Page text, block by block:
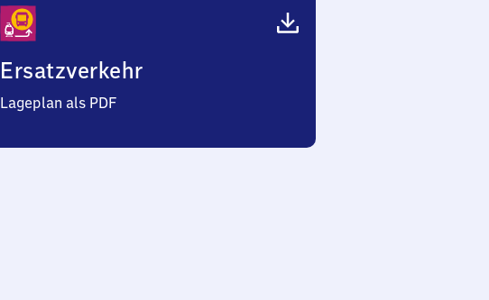
Ersatzverkehr
Lageplan als PDF